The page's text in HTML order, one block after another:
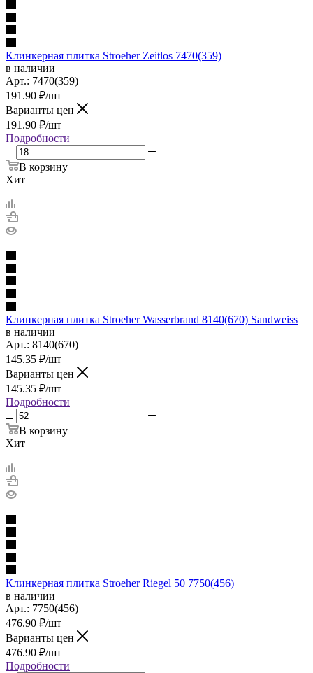
Клинкерная плитка Stroeher Zeitlos 7470(359)
в наличии
Арт.: 7470(359)
191.90 ₽/шт
Варианты цен
191.90 ₽/шт
Подробности
В корзину
Хит
Клинкерная плитка Stroeher Wasserbrand 8140(670) Sandweiss
в наличии
Арт.: 8140(670)
145.35 ₽/шт
Варианты цен
145.35 ₽/шт
Подробности
В корзину
Хит
Клинкерная плитка Stroeher Riegel 50 7750(456)
в наличии
Арт.: 7750(456)
476.90 ₽/шт
Варианты цен
476.90 ₽/шт
Подробности